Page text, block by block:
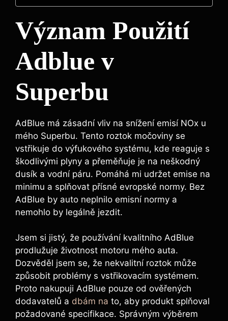
Význam Použití
Adblue v
Superbu
AdBlue má zásadní vliv na snížení emisí NOx u
mého Superbu. Tento roztok močoviny se
vstřikuje do výfukového systému, kde reaguje s
škodlivými plyny a přeměňuje je na neškodný
dusík a vodní páru. Pomáhá mi udržet emise na
minimu a splňovat přísné evropské normy. Bez
AdBlue by auto neplnilo emisní normy a
nemohlo by legálně jezdit.
Jsem si jistý, že používání kvalitního AdBlue
prodlužuje životnost motoru mého auta.
Dozvěděl jsem se, že nekvalitní roztok může
způsobit problémy s vstřikovacím systémem.
Proto nakupuji AdBlue pouze od ověřených
dodavatelů a dbám na to, aby produkt splňoval
požadované specifikace. Správným výběrem